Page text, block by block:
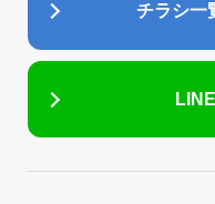
チラシ一